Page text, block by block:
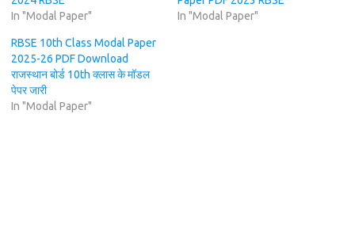
In "Modal Paper"
In "Modal Paper"
RBSE 10th Class Modal Paper
2025-26 PDF Download
राजस्थान बोर्ड 10th क्लास के मॉडल
पेपर जारी
In "Modal Paper"